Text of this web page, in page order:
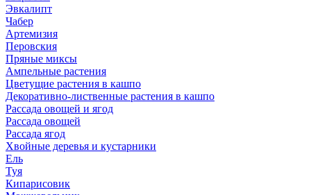
Эвкалипт
Чабер
Артемизия
Перовския
Пряные миксы
Ампельные растения
Цветущие растения в кашпо
Декоративно-лиственные растения в кашпо
Рассада овощей и ягод
Рассада овощей
Рассада ягод
Хвойные деревья и кустарники
Ель
Туя
Кипарисовик